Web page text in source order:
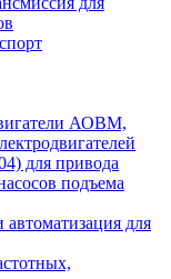
АОВМ,
для привода
подъема
для